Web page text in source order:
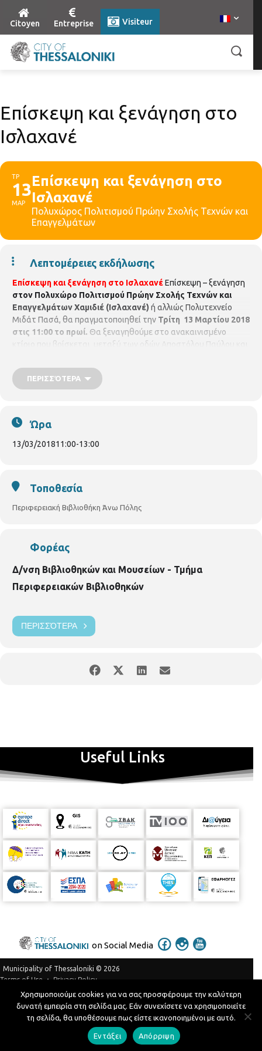
Citoyen Entreprise Visiteur
Επίσκεψη και ξενάγηση στο
Ισλαχανέ
ΤΡ
13
ΜΑΡ
Επίσκεψη και ξενάγηση στο
Ισλαχανέ
Πολυχώρος Πολιτισμού Πρώην Σχολής Τεχνών και
Επαγγελμάτων
Λεπτομέρειες εκδήλωσης
Επίσκεψη και ξενάγηση στο ΙσλαχανέΕπίσκεψη – ξενάγηση
στον Πολυχώρο Πολιτισμού Πρώην Σχολής Τεχνών και
Επαγγελμάτων Χαμιδιέ (Ισλαχανέ) ή αλλιώς Πολυτεχνείο
Μιδάτ Πασά, θα πραγματοποιηθεί την Τρίτη 13 Μαρτίου 2018
στις 11:00 το πρωί. Θα ξεναγηθούμε στο ανακαινισμένο
κτίριο που βρίσκεται μεταξύ των οδών Αποστόλου Παύλου και
μ.Η συμμετοχή είναι δωρεάν, αλλά απαιτείται προεγγραφή. Οι
θέσεις είναι περιορισμένες και θα τηρηθεί σειρά
συμμετοχής: Περιφερειακή Βιβλιοθήκη Άνω Πόλης
(Κρίσπου 7, τηλ. 2310 219329).
ΠΕΡΙΣΣΌΤΕΡΑ
Ώρα
13/03/201811:00-13:00
Τοποθεσία
Περιφερειακή Βιβλιοθήκη Άνω Πόλης
Φορέας
Δ/νση Βιβλιοθηκών και Μουσείων - Τμήμα
Περιφερειακών Βιβλιοθηκών
ΠΕΡΙΣΣΌΤΕΡΑ
Useful Links
on Social Media
Municipality of Thessaloniki © 2026
Terms of Use
Privacy Policy
Telephone Catalog
Developed byMyCompany Projects
Χρησιμοποιούμε cookies για να σας προσφέρουμε την καλύτερη
δυνατή εμπειρία στη σελίδα μας. Εάν συνεχίσετε να χρησιμοποιείτε
τη σελίδα, θα υποθέσουμε πως είστε ικανοποιημένοι με αυτό.
Εντάξει Απόρριψη